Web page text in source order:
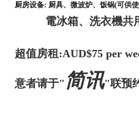
厨房设备: 厨具、微波炉、饭锅(可供
電冰箱、洗衣機共
超值房租:AUD$75 per
意者请于" 简讯"联预